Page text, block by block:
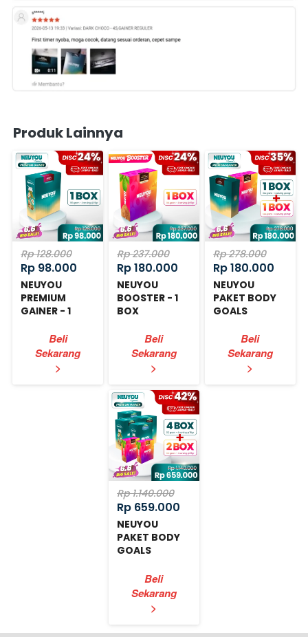
Produk Lainnya
Rp 128.000
Rp 98.000
NEUYOU
PREMIUM
GAINER - 1
`
Beli
Sekarang
>
Rp 237.000
Rp 180.000
NEUYOU
BOOSTER - 1
BOX
`
Beli
Sekarang
>
Rp 278.000
Rp 180.000
NEUYOU
PAKET BODY
GOALS
`
Beli
Sekarang
>
Rp 1.140.000
Rp 659.000
NEUYOU
PAKET BODY
GOALS
`
Beli
Sekarang
>